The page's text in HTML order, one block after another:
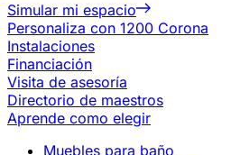
Simular mi espacio
Personaliza con 1200 Corona
Instalaciones
Financiación
Visita de asesoría
Directorio de maestros
Aprende como elegir
Muebles para baño